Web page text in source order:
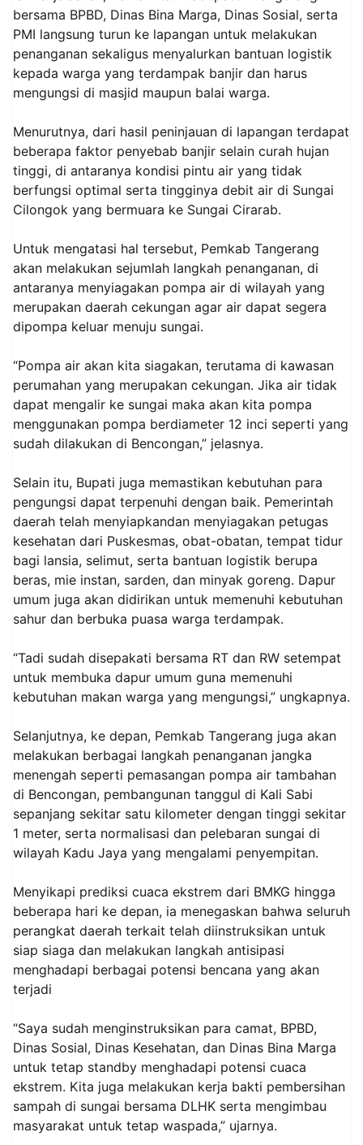
bersama BPBD, Dinas Bina Marga, Dinas Sosial, serta
PMI langsung turun ke lapangan untuk melakukan
penanganan sekaligus menyalurkan bantuan logistik
kepada warga yang terdampak banjir dan harus
mengungsi di masjid maupun balai warga.
Menurutnya, dari hasil peninjauan di lapangan terdapat
beberapa faktor penyebab banjir selain curah hujan
tinggi, di antaranya kondisi pintu air yang tidak
berfungsi optimal serta tingginya debit air di Sungai
Cilongok yang bermuara ke Sungai Cirarab.
Untuk mengatasi hal tersebut, Pemkab Tangerang
akan melakukan sejumlah langkah penanganan, di
antaranya menyiagakan pompa air di wilayah yang
merupakan daerah cekungan agar air dapat segera
dipompa keluar menuju sungai.
“Pompa air akan kita siagakan, terutama di kawasan
perumahan yang merupakan cekungan. Jika air tidak
dapat mengalir ke sungai maka akan kita pompa
menggunakan pompa berdiameter 12 inci seperti yang
sudah dilakukan di Bencongan,” jelasnya.
Selain itu, Bupati juga memastikan kebutuhan para
pengungsi dapat terpenuhi dengan baik. Pemerintah
daerah telah menyiapkandan menyiagakan petugas
kesehatan dari Puskesmas, obat-obatan, tempat tidur
bagi lansia, selimut, serta bantuan logistik berupa
beras, mie instan, sarden, dan minyak goreng. Dapur
umum juga akan didirikan untuk memenuhi kebutuhan
sahur dan berbuka puasa warga terdampak.
“Tadi sudah disepakati bersama RT dan RW setempat
untuk membuka dapur umum guna memenuhi
kebutuhan makan warga yang mengungsi,” ungkapnya.
Selanjutnya, ke depan, Pemkab Tangerang juga akan
melakukan berbagai langkah penanganan jangka
menengah seperti pemasangan pompa air tambahan
di Bencongan, pembangunan tanggul di Kali Sabi
sepanjang sekitar satu kilometer dengan tinggi sekitar
1 meter, serta normalisasi dan pelebaran sungai di
wilayah Kadu Jaya yang mengalami penyempitan.
Menyikapi prediksi cuaca ekstrem dari BMKG hingga
beberapa hari ke depan, ia menegaskan bahwa seluruh
perangkat daerah terkait telah diinstruksikan untuk
siap siaga dan melakukan langkah antisipasi
menghadapi berbagai potensi bencana yang akan
terjadi
“Saya sudah menginstruksikan para camat, BPBD,
Dinas Sosial, Dinas Kesehatan, dan Dinas Bina Marga
untuk tetap standby menghadapi potensi cuaca
ekstrem. Kita juga melakukan kerja bakti pembersihan
sampah di sungai bersama DLHK serta mengimbau
masyarakat untuk tetap waspada,” ujarnya.